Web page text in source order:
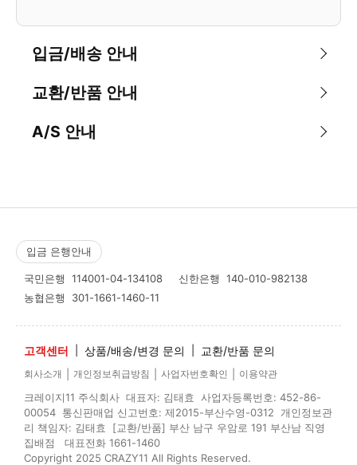
입금/배송 안내
교환/반품 안내
A/S 안내
입금 은행안내
국민은행 114001-04-134108 신한은행 140-010-982138
농협은행 301-1661-1460-11
고객센터 상품/배송/변경 문의 교환/반품 문의
회사소개 개인정보취급방침 사업자번호확인 이용약관
크레이지11 주식회사 대표자: 김태효 사업자등록번호: 452-86-
00054 통신판매업 신고번호: 제2015-부산수영-0312 개인정보관
리 책임자: 김태효 [교환/반품] 부산 남구 우암로 191 부산남 직영
집배점 대표전화 1661-1460
Copyright 2025 CRAZY11 All Rights Reserved.